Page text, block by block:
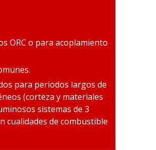
ORC o para acoplamiento
para periodos largos de
(corteza y materiales
sistemas de 3
cualidades de combustible